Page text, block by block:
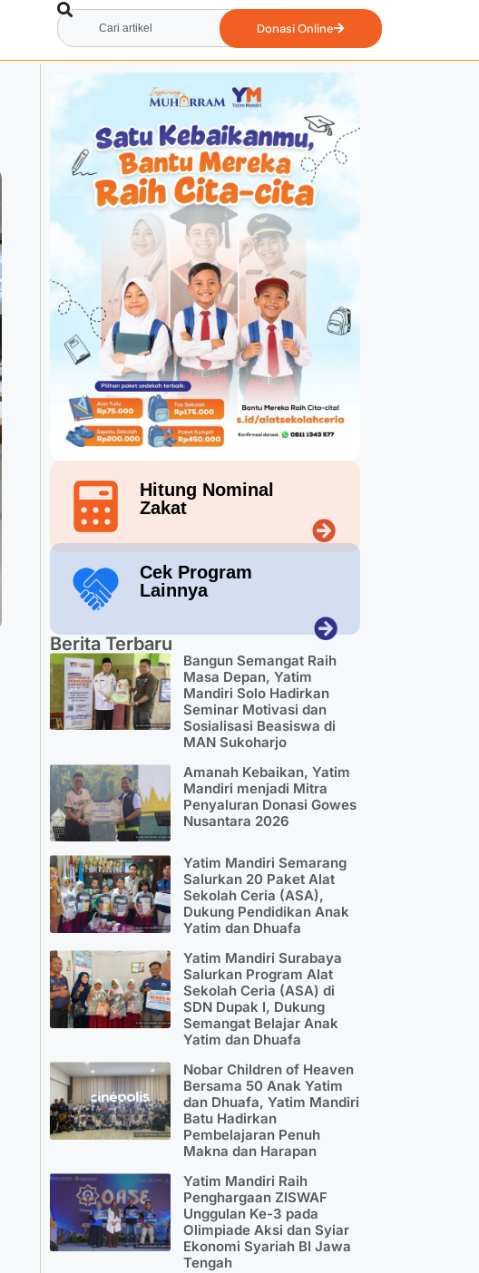
Donasi Online
Hitung Nominal
Zakat
Cek Program
Lainnya
Berita Terbaru
Bangun Semangat Raih
Masa Depan, Yatim
Mandiri Solo Hadirkan
Seminar Motivasi dan
Sosialisasi Beasiswa di
MAN Sukoharjo
Amanah Kebaikan, Yatim
Mandiri menjadi Mitra
Penyaluran Donasi Gowes
Nusantara 2026
Yatim Mandiri Semarang
Salurkan 20 Paket Alat
Sekolah Ceria (ASA),
Dukung Pendidikan Anak
Yatim dan Dhuafa
Yatim Mandiri Surabaya
Salurkan Program Alat
Sekolah Ceria (ASA) di
SDN Dupak I, Dukung
Semangat Belajar Anak
Yatim dan Dhuafa
Nobar Children of Heaven
Bersama 50 Anak Yatim
dan Dhuafa, Yatim Mandiri
Batu Hadirkan
Pembelajaran Penuh
Makna dan Harapan
Yatim Mandiri Raih
Penghargaan ZISWAF
Unggulan Ke-3 pada
Olimpiade Aksi dan Syiar
Ekonomi Syariah BI Jawa
Tengah